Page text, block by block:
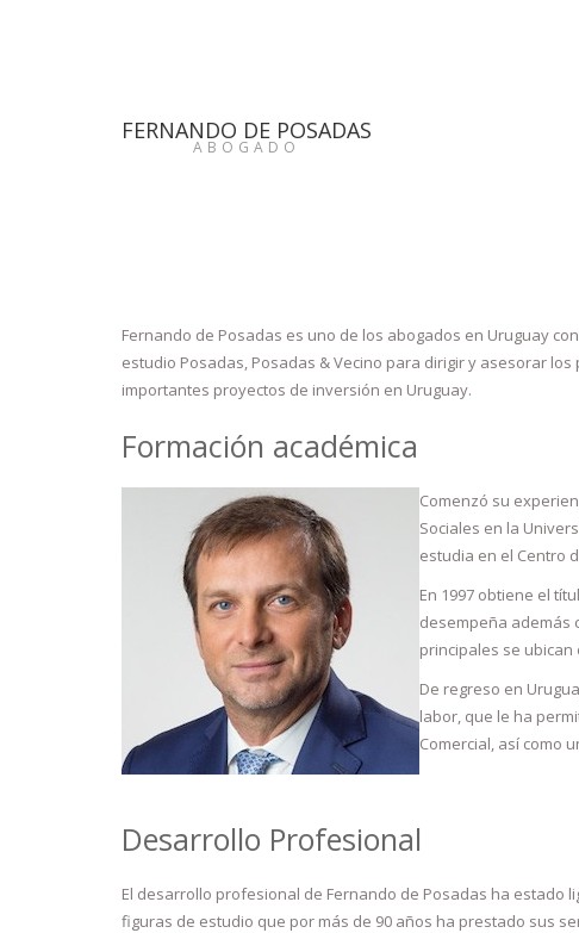
FERNANDO DE POSADAS
ABOGADO
Fernando de Posadas es uno de los abogados en Uruguay
estudio Posadas, Posadas & Vecino para dirigir y asesorar
importantes proyectos de inversión en Uruguay.
Formación académica
Comenzó su
Sociales en la
estudia en el Centro
En 1997 obtiene el
desempeña además
principales se ubican
De regreso en
labor, que le ha
Comercial, así como
Desarrollo Profesional
El desarrollo profesional de Fernando de Posadas ha estado
figuras de estudio que por más de 90 años ha prestado sus